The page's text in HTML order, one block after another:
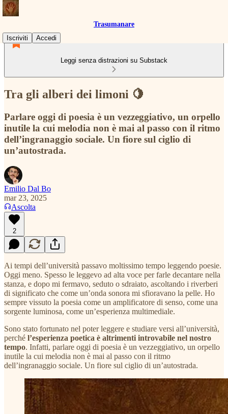
Trasumanare
Iscriviti
Accedi
Leggi senza distrazioni su Substack
Tra gli alberi dei limoni 🍋
Parlare oggi di poesia è un vezzeggiativo, un orpello
inutile la cui melodia non è mai al passo con il ritmo
dell’ingranaggio sociale. Un fiore sul ciglio di
un’autostrada.
Emilio Dal Bo
mar 23, 2025
Ascolta
2
Ai tempi dell’università passavo moltissimo tempo leggendo poesie.
Oggi meno. Spesso le leggevo ad alta voce per farle decantare nella
stanza, e dopo mi fermavo, seduto o sdraiato, ascoltando i riverberi
di significato che come un’onda sonora mi sfioravano la pelle. Ho
sempre vissuto la poesia come un amplificatore di senso, come una
sorgente luminosa, come un’esperienza multimediale.
Sono stato fortunato nel poter leggere e studiare versi all’università,
perché l’esperienza poetica è altrimenti introvabile nel nostro
tempo. Infatti, parlare oggi di poesia è un vezzeggiativo, un orpello
inutile la cui melodia non è mai al passo con il ritmo
dell’ingranaggio sociale. Un fiore sul ciglio di un’autostrada.